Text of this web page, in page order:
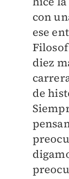
con
ese
diez
de